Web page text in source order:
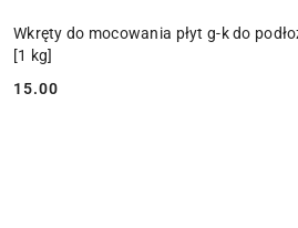
Wkręty do mocowania płyt g-k do
[1 kg]
Cena:
15.00